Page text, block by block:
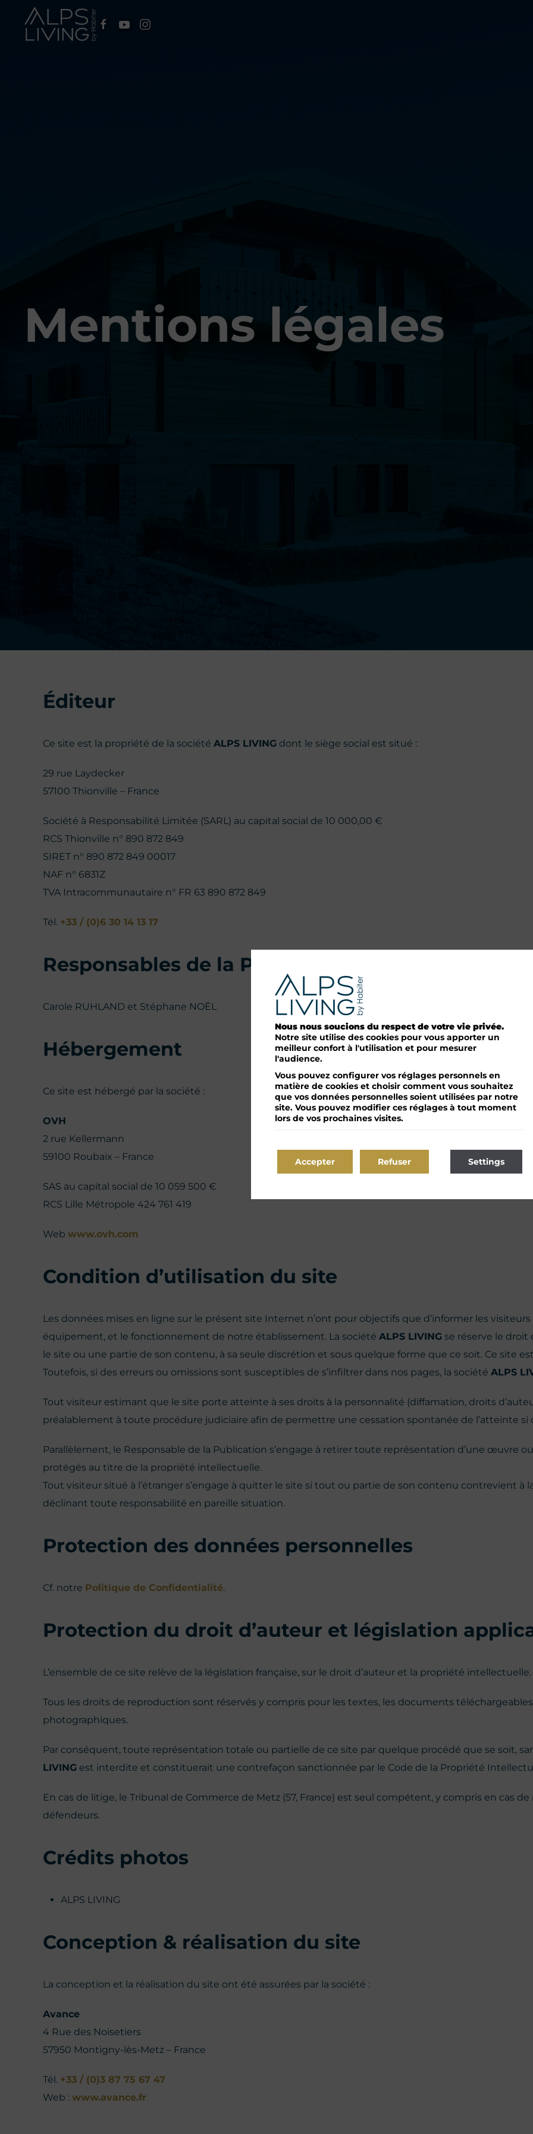
Passer au contenu principal
Mentions légales
Éditeur
Ce site est la propriété de la société ALPS LIVING dont le siège social est situé :
29 rue Laydecker
57100 Thionville – France
Société à Responsabilité Limitée (SARL) au capital social de 10 000,00 €
RCS Thionville n° 890 872 849
SIRET n° 890 872 849 00017
NAF n° 6831Z
TVA Intracommunautaire n° FR 63 890 872 849
Tél. +33 / (0)6 30 14 13 17
Responsables de la Publication
Carole RUHLAND et Stéphane NOËL
Hébergement
Ce site est hébergé par la société :
OVH
2 rue Kellermann
59100 Roubaix – France
SAS au capital social de 10 059 500 €
RCS Lille Métropole 424 761 419
Web www.ovh.com
Condition d’utilisation du site
Les données mises en ligne sur le présent site Internet n’ont pour objectifs que d’informer les visiteurs
équipement, et le fonctionnement de notre établissement. La société ALPS LIVING se réserve le
le site ou une partie de son contenu, à sa seule discrétion et sous quelque forme que ce soit. Ce site
Toutefois, si des erreurs ou omissions sont susceptibles de s’infiltrer dans nos pages, la société ALPS
Tout visiteur estimant que le site porte atteinte à ses droits à la personnalité (diffamation, droits
préalablement à toute procédure judiciaire afin de permettre une cessation spontanée de l’atteinte si
Parallèlement, le Responsable de la Publication s’engage à retirer toute représentation d’une œuvre
protégés au titre de la propriété intellectuelle.
Tout visiteur situé à l’étranger s’engage à quitter le site si tout ou partie de son contenu contrevient à
déclinant toute responsabilité en pareille situation.
Protection des données personnelles
Cf. notre Politique de Confidentialité.
Protection du droit d’auteur et législation
L’ensemble de ce site relève de la législation française, sur le droit d’auteur et la propriété
Tous les droits de reproduction sont réservés y compris pour les textes, les documents
photographiques.
Par conséquent, toute représentation totale ou partielle de ce site par quelque procédé que se soit,
LIVING est interdite et constituerait une contrefaçon sanctionnée par le Code de la Propriété
En cas de litige, le Tribunal de Commerce de Metz (57, France) est seul compétent, y compris en cas
défendeurs.
Crédits photos
ALPS LIVING
Conception & réalisation du site
La conception et la réalisation du site ont été assurées par la société :
Avance
4 Rue des Noisetiers
57950 Montigny-lès-Metz – France
Tél. +33 / (0)3 87 75 67 47
Web : www.avance.fr
Nous nous soucions du respect de votre vie privée.
Notre site utilise des cookies pour vous apporter un
meilleur confort à l'utilisation et pour mesurer
l'audience.
Vous pouvez configurer vos réglages personnels en
matière de cookies et choisir comment vous souhaitez
que vos données personnelles soient utilisées par notre
site. Vous pouvez modifier ces réglages à tout moment
lors de vos prochaines visites.
Accepter Settings
Refuser